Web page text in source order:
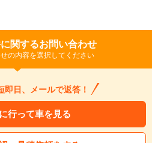
関するお問い合わせ
の内容を選択してください
即日、メールで返答！
行って車を見る